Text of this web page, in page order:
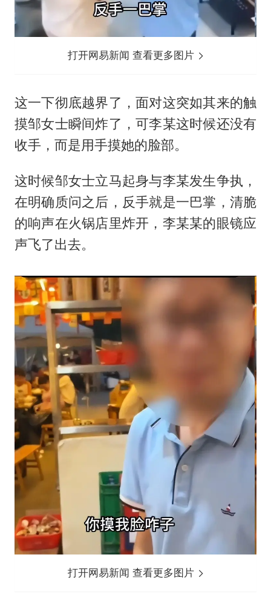
打开网易新闻 查看更多图片
这一下彻底越界了，面对这突如其来的触
摸邹女士瞬间炸了，可李某这时候还没有
收手，而是用手摸她的脸部。
这时候邹女士立马起身与李某发生争执，
在明确质问之后，反手就是一巴掌，清脆
的响声在火锅店里炸开，李某某的眼镜应
声飞了出去。
打开网易新闻 查看更多图片